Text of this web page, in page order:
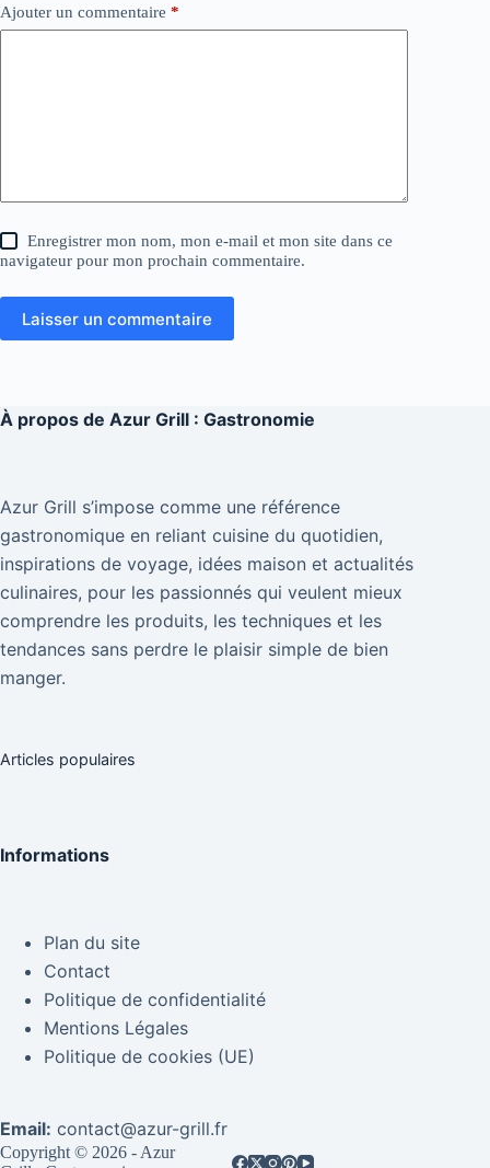
Ajouter un commentaire *
Enregistrer mon nom, mon e-mail et mon site dans ce
navigateur pour mon prochain commentaire.
Laisser un commentaire
À propos de Azur Grill : Gastronomie
Azur Grill s’impose comme une référence
gastronomique en reliant cuisine du quotidien,
inspirations de voyage, idées maison et actualités
culinaires, pour les passionnés qui veulent mieux
comprendre les produits, les techniques et les
tendances sans perdre le plaisir simple de bien
manger.
Articles populaires
Informations
Plan du site
Contact
Politique de confidentialité
Mentions Légales
Politique de cookies (UE)
Email: contact@azur-grill.fr
Copyright © 2026 - Azur